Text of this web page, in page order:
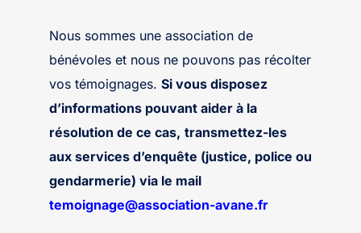
Nous sommes une association de
bénévoles et nous ne pouvons pas récolter
vos témoignages. Si vous disposez
d’informations pouvant aider à la
résolution de ce cas, transmettez-les
aux services d’enquête (justice, police ou
gendarmerie) via le mail
temoignage@association-avane.fr